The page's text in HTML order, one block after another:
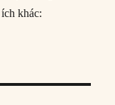
khác: